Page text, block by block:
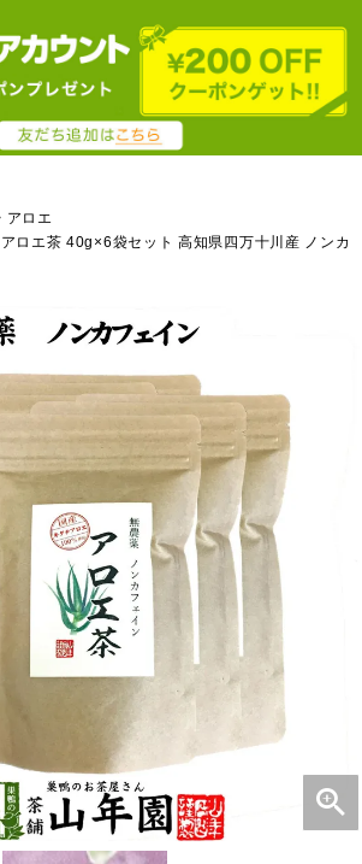
アロエ
ロエ茶 40g×6袋セット 高知県四万十川産 ノンカ